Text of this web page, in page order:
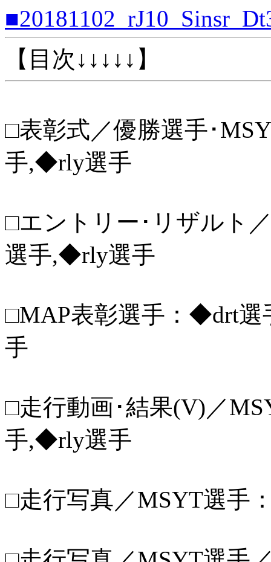
【目次↓↓↓↓↓】
□表彰式／優勝選手･
手,◆rly選手
□エントリー･リザルト
選手,◆rly選手
□MAP表彰選手：◆drt
手
□走行動画･結果(V)／
手,◆rly選手
□走行写真／MSYT選